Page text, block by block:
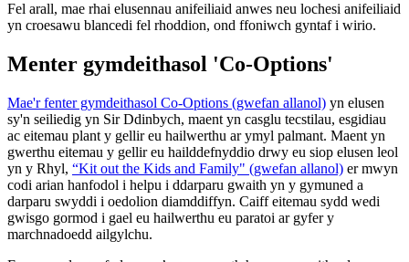
Fel arall, mae rhai elusennau anifeiliaid anwes neu lochesi anifeiliaid
yn croesawu blancedi fel rhoddion, ond ffoniwch gyntaf i wirio.
Menter gymdeithasol 'Co-Options'
Mae'r fenter gymdeithasol Co-Options (gwefan allanol) yn elusen
sy'n seiliedig yn Sir Ddinbych, maent yn casglu tecstilau, esgidiau
ac eitemau plant y gellir eu hailwerthu ar ymyl palmant. Maent yn
gwerthu eitemau y gellir eu hailddefnyddio drwy eu siop elusen leol
yn y Rhyl, “Kit out the Kids and Family" (gwefan allanol) er mwyn
codi arian hanfodol i helpu i ddarparu gwaith yn y gymuned a
darparu swyddi i oedolion diamddiffyn. Caiff eitemau sydd wedi
gwisgo gormod i gael eu hailwerthu eu paratoi ar gyfer y
marchnadoedd ailgylchu.